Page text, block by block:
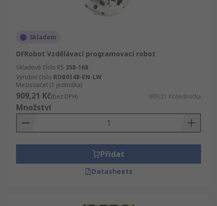
Skladem
DFRobot Vzdělávací programovací robot
Skladové číslo RS 358-168
Výrobní číslo ROB0148-EN-LW
Mezisoučet (1 jednotka)
909,21 Kč(bez DPH) 909,21 Kč/jednotka
Množství
Přidat
Datasheets